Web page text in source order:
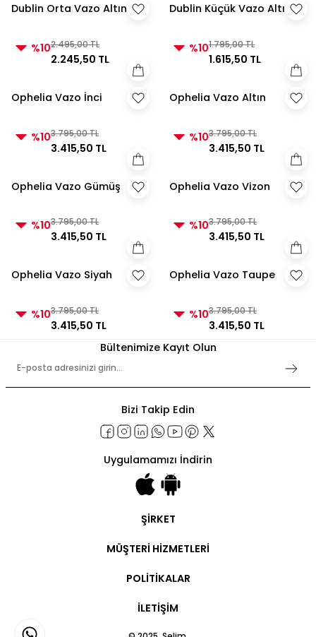
Dublin Orta Vazo Altın
%102.495,00 TL
2.245,50 TL
Dublin Küçük Vazo Altın
%101.795,00 TL
1.615,50 TL
Ophelia Vazo İnci
%103.795,00 TL
3.415,50 TL
Ophelia Vazo Altın
%103.795,00 TL
3.415,50 TL
Ophelia Vazo Gümüş
%103.795,00 TL
3.415,50 TL
Ophelia Vazo Vizon
%103.795,00 TL
3.415,50 TL
Ophelia Vazo Siyah
%103.795,00 TL
3.415,50 TL
Ophelia Vazo Taupe
%103.795,00 TL
3.415,50 TL
Bültenimize Kayıt Olun
Bizi Takip Edin
Uygulamamızı İndirin
ŞİRKET
Hakkımızda
MÜŞTERİ HİZMETLERİ
Ticari Hesap
Sipariş Takip
Kargo Takip
POLİTİKALAR
Gizlilik Politikaları
Bayilik Sözleşmesi
İLETİŞİM